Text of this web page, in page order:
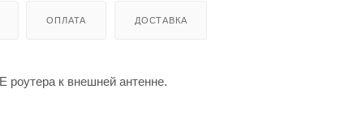
ОПЛАТА ДОСТАВКА
роутера к внешней антенне.